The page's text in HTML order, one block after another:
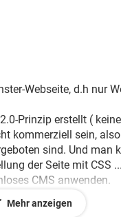
Webseite, d.h nur
Prinzip erstellt (
kommerziell sein,
sind. Und man
der Seite mit CSS
CMS anwenden.
Mehr anzeigen